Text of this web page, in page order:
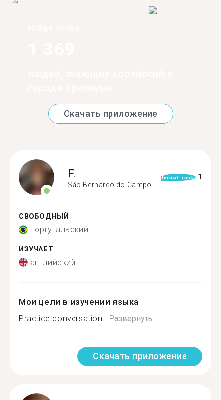
Скачать приложение
F.
São Bernardo do Campo
format_quote 1
СВОБОДНЫЙ
португальский
ИЗУЧАЕТ
английский
Мои цели в изучении языка
Practice conversation... Развернуть
Скачать приложение